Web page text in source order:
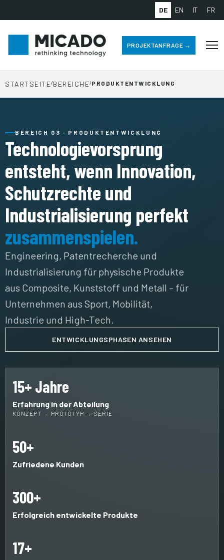
DE EN IT FR
PROJEKTANFRAGE →
STARTSEITE/BEREICHE/PRODUKTENTWICKLUNG
BEREICH 03 · PRODUKTENTWICKLUNG
Technologievorsprung
entsteht, wenn Innovation,
Schutzrechte und
Industrialisierung perfekt
zusammenspielen.
Engineering, Patentrecherche und
Industrialisierung für physische Produkte
aus Composite, Kunststoff und Metall – für
Unternehmen aus Sport, Mobilität,
Industrie und High-Tech.
ENTWICKLUNGSPHASEN ANSEHEN
15+ Jahre
Erfahrung in der Abteilung
KONZEPT → PROTOTYP → SERIE
50+
Zufriedene Kunden
300+
Erfolgreich entwickelte Produkte
17+